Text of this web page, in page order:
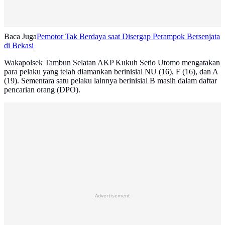
Baca JugaPemotor Tak Berdaya saat Disergap Perampok Bersenjata
di Bekasi
Wakapolsek Tambun Selatan AKP Kukuh Setio Utomo mengatakan
para pelaku yang telah diamankan berinisial NU (16), F (16), dan A
(19). Sementara satu pelaku lainnya berinisial B masih dalam daftar
pencarian orang (DPO).
Advertisement